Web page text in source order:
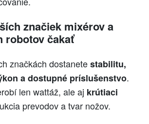
značiek mixérov a
robotov čakať
značkách dostanetestabilitu,
a dostupné príslušenstvo.
len wattáž, ale aj krútiaci
prevodov a tvar nožov.